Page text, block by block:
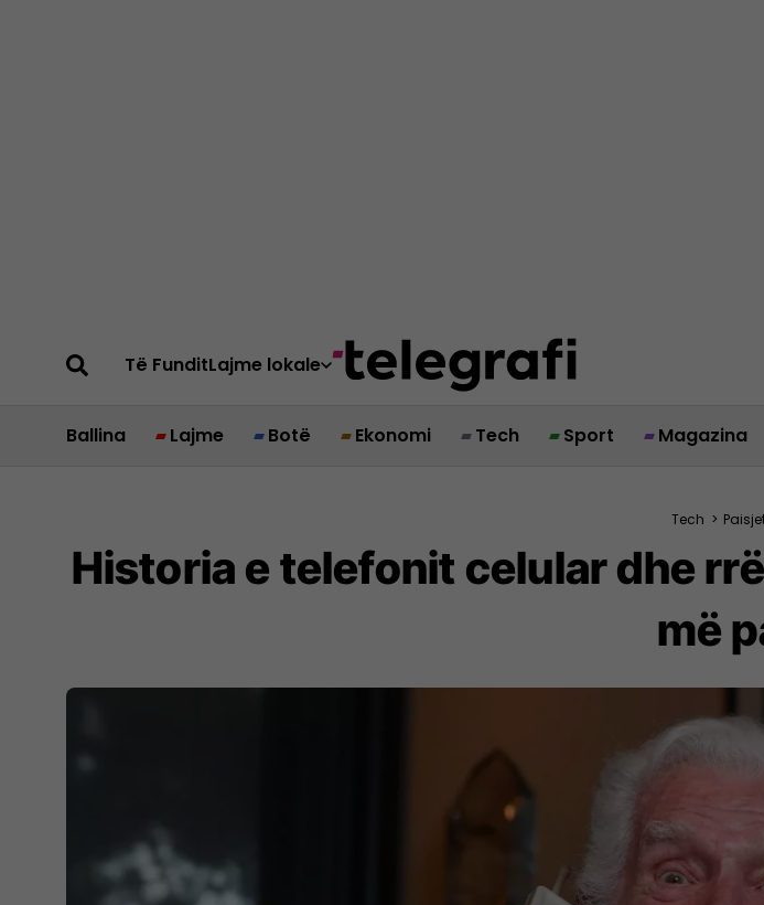
Të FunditLajme lokale
Ballina Lajme Botë Ekonomi Tech Sport Magazina
Tech >
Historia e telefonit celular dhe
më